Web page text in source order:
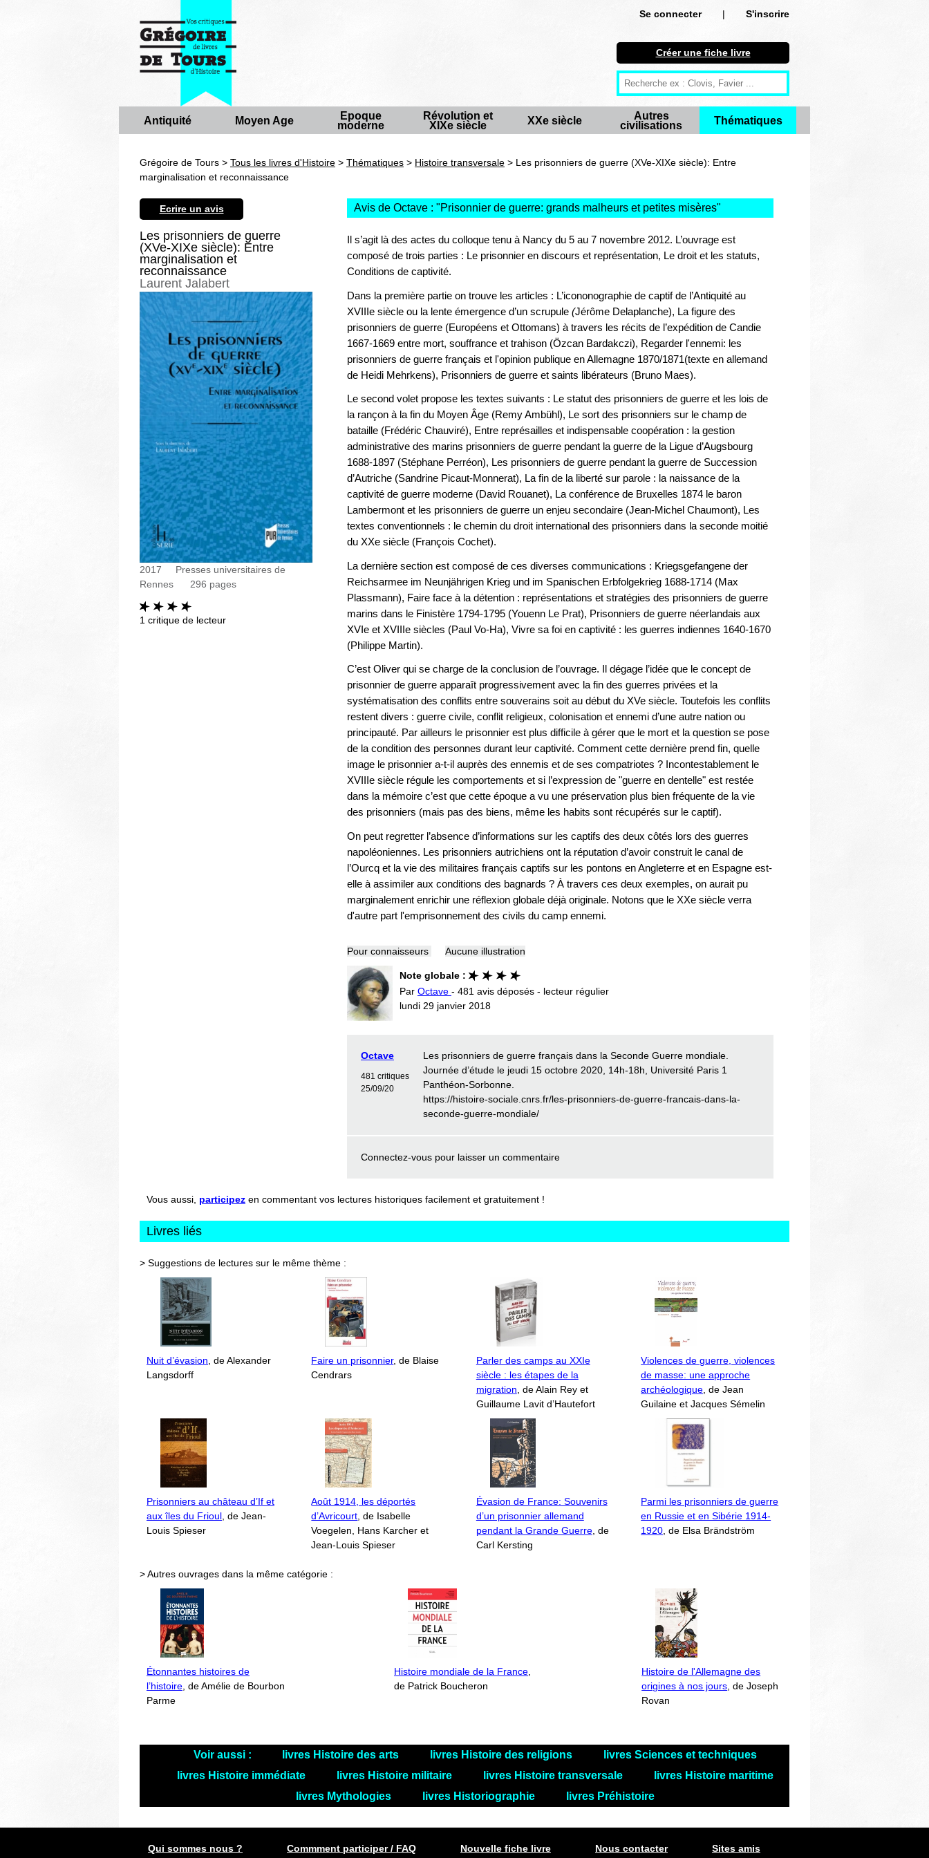
Se connecter |
S'inscrire
S'inscrire
Créer une fiche livre
Antiquité
Moyen Age
Révolution et XIXe siècle
Thématiques
Créer une fiche livre
Antiquité Moyen Age
Epoque
moderne
Révolution et
XIXe siècle
XXe siècle
Autres
civilisations
Thématiques
Grégoire de Tours > Tous les livres d'Histoire > Thématiques > Histoire transversale > Les prisonniers de guerre (XVe-XIXe siècle): Entre
marginalisation et reconnaissance
Ecrire un avis
Les prisonniers de guerre
(XVe-XIXe siècle): Entre
marginalisation et
reconnaissance
Laurent Jalabert
2017
Presses universitaires de
Rennes
296 pages
1 critique de lecteur
Avis de Octave : "Prisonnier de guerre: grands malheurs et petites misères"
Il s’agit là des actes du colloque tenu à Nancy du 5 au 7 novembre 2012. L’ouvrage est
composé de trois parties : Le prisonnier en discours et représentation, Le droit et les statuts,
Conditions de captivité.
Dans la première partie on trouve les articles : L’icononographie de captif de l’Antiquité au
XVIIIe siècle ou la lente émergence d’un scrupule (Jérôme Delaplanche), La figure des
prisonniers de guerre (Européens et Ottomans) à travers les récits de l’expédition de Candie
1667-1669 entre mort, souffrance et trahison (Özcan Bardakczi), Regarder l'ennemi: les
prisonniers de guerre français et l'opinion publique en Allemagne 1870/1871(texte en allemand
de Heidi Mehrkens), Prisonniers de guerre et saints libérateurs (Bruno Maes).
Le second volet propose les textes suivants : Le statut des prisonniers de guerre et les lois de
la rançon à la fin du Moyen Âge (Remy Ambühl), Le sort des prisonniers sur le champ de
bataille (Frédéric Chauviré), Entre représailles et indispensable coopération : la gestion
administrative des marins prisonniers de guerre pendant la guerre de la Ligue d’Augsbourg
1688-1897 (Stéphane Perréon), Les prisonniers de guerre pendant la guerre de Succession
d’Autriche (Sandrine Picaut-Monnerat), La fin de la liberté sur parole : la naissance de la
captivité de guerre moderne (David Rouanet), La conférence de Bruxelles 1874 le baron
Lambermont et les prisonniers de guerre un enjeu secondaire (Jean-Michel Chaumont), Les
textes conventionnels : le chemin du droit international des prisonniers dans la seconde moitié
du XXe siècle (François Cochet).
La dernière section est composé de ces diverses communications : Kriegsgefangene der
Reichsarmee im Neunjährigen Krieg und im Spanischen Erbfolgekrieg 1688-1714 (Max
Plassmann), Faire face à la détention : représentations et stratégies des prisonniers de guerre
marins dans le Finistère 1794-1795 (Youenn Le Prat), Prisonniers de guerre néerlandais aux
XVIe et XVIIIe siècles (Paul Vo-Ha), Vivre sa foi en captivité : les guerres indiennes 1640-1670
(Philippe Martin).
C’est Oliver qui se charge de la conclusion de l’ouvrage. Il dégage l’idée que le concept de
prisonnier de guerre apparaît progressivement avec la fin des guerres privées et la
systématisation des conflits entre souverains soit au début du XVe siècle. Toutefois les conflits
restent divers : guerre civile, conflit religieux, colonisation et ennemi d’une autre nation ou
principauté. Par ailleurs le prisonnier est plus difficile à gérer que le mort et la question se pose
de la condition des personnes durant leur captivité. Comment cette dernière prend fin, quelle
image le prisonnier a-t-il auprès des ennemis et de ses compatriotes ? Incontestablement le
XVIIIe siècle régule les comportements et si l’expression de "guerre en dentelle" est restée
dans la mémoire c’est que cette époque a vu une préservation plus bien fréquente de la vie
des prisonniers (mais pas des biens, même les habits sont récupérés sur le captif).
On peut regretter l’absence d’informations sur les captifs des deux côtés lors des guerres
napoléoniennes. Les prisonniers autrichiens ont la réputation d’avoir construit le canal de
l’Ourcq et la vie des militaires français captifs sur les pontons en Angleterre et en Espagne est-
elle à assimiler aux conditions des bagnards ? À travers ces deux exemples, on aurait pu
marginalement enrichir une réflexion globale déjà originale. Notons que le XXe siècle verra
d'autre part l'emprisonnement des civils du camp ennemi.
Pour connaisseurs Aucune illustration
Note globale :
Par Octave - 481 avis déposés - lecteur régulier
lundi 29 janvier 2018
Octave
481 critiques
25/09/20
Les prisonniers de guerre français dans la Seconde Guerre mondiale.
Journée d’étude le jeudi 15 octobre 2020, 14h-18h, Université Paris 1
Panthéon-Sorbonne.
https://histoire-sociale.cnrs.fr/les-prisonniers-de-guerre-francais-dans-la-
seconde-guerre-mondiale/
Connectez-vous pour laisser un commentaire
Vous aussi, participez en commentant vos lectures historiques facilement et gratuitement !
Livres liés
> Suggestions de lectures sur le même thème :
Nuit d’évasion , de Alexander
Langsdorff
Faire un prisonnier, de Blaise
Cendrars
Parler des camps au XXIe
siècle : les étapes de la
migration , de Alain Rey et
Guillaume Lavit d’Hautefort
Violences de guerre, violences
de masse: une approche
archéologique , de Jean
Guilaine et Jacques Sémelin
Prisonniers au château d’If et
aux îles du Frioul , de Jean-
Louis Spieser
Août 1914, les déportés
d’Avricourt , de Isabelle
Voegelen, Hans Karcher et
Jean-Louis Spieser
Évasion de France: Souvenirs
d’un prisonnier allemand
pendant la Grande Guerre, de
Carl Kersting
Parmi les prisonniers de guerre
en Russie et en Sibérie 1914-
1920 , de Elsa Brändström
> Autres ouvrages dans la même catégorie :
Étonnantes histoires de
l’histoire , de Amélie de Bourbon
Parme
Histoire mondiale de la France
de Patrick Boucheron
Histoire de l'Allemagne des
origines à nos jours , de Joseph
Rovan
Voir aussi : livres Histoire des arts livres Histoire des religions
livres Sciences et techniques
livres Histoire immédiate
livres Histoire militaire livres Histoire transversale
livres Histoire maritime
livres Mythologies
livres Historiographie livres Préhistoire
Qui sommes nous ? Commment participer / FAQ Nouvelle fiche livre Nous contacter Sites amis